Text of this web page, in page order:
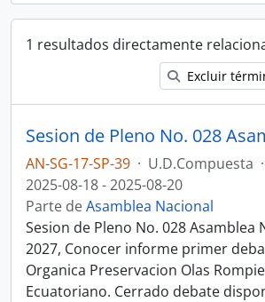
1 resultados directamente
Excluir
AN-SG-17-SP-39 · U.D.Compuesta ·
2025-08-18 - 2025-08-20
Parte deAsamblea Nacional
Sesion de Pleno No. 028 Asamblea
2027, Conocer informe primer
Organica Preservacion Olas
Ecuatoriano. Cerrado debate